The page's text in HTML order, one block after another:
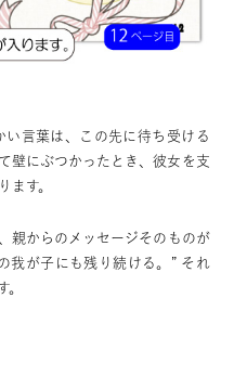
言葉は、この先に待ち受ける
壁にぶつかったとき、彼女を支
ます。
親からのメッセージそのものが
我が子にも残り続ける。” それ
。